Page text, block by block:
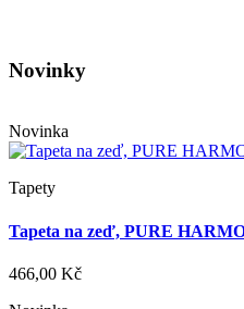
Novinky
Novinka
Tapety
Tapeta na zeď, PURE
466,00 Kč